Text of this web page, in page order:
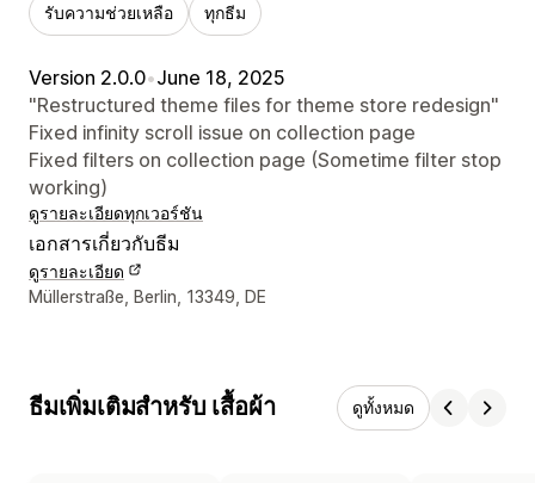
รับความช่วยเหลือ ทุกธีม
Version 2.0.0•June 18, 2025
"Restructured theme files for theme store redesign"
Fixed infinity scroll issue on collection page
Fixed filters on collection page (Sometime filter stop
working)
ดูรายละเอียดทุกเวอร์ชัน
เอกสารเกี่ยวกับธีม
ดูรายละเอียด
รายละเอียดการติดต่อผู้ออกแบบ
Müllerstraße, Berlin, 13349, DE
ธีมเพิ่มเติมสำหรับ เสื้อผ้า ดูทั้งหมด